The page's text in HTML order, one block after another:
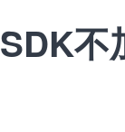
SDK不